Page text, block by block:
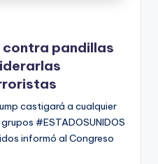
contra pandillas
castigará a cualquier
#ESTADOSUNIDOS
informó al Congreso